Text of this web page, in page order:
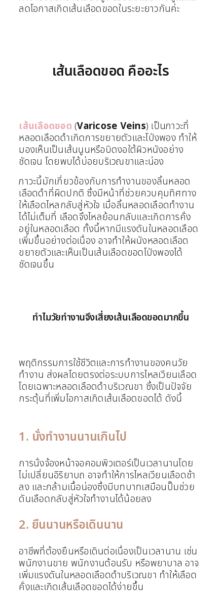
ลดโอกาสเกิดเส้นเลือดขอดในระยะยาวกันค่ะ
เส้นเลือดขอด คืออะไร
เส้นเลือดขอด (Varicose Veins) เป็นภาวะที่
หลอดเลือดดำเกิดการขยายตัวและโป่งพอง ทำให้
มองเห็นเป็นเส้นนูนหรือบิดงอใต้ผิวหนังอย่าง
ชัดเจน โดยพบได้บ่อยบริเวณขาและน่อง
ภาวะนี้มักเกี่ยวข้องกับการทำงานของลิ้นหลอด
เลือดดำที่ผิดปกติ ซึ่งมีหน้าที่ช่วยควบคุมทิศทาง
ให้เลือดไหลกลับสู่หัวใจ เมื่อลิ้นหลอดเลือดทำงาน
ได้ไม่เต็มที่ เลือดจึงไหลย้อนกลับและเกิดการคั่ง
อยู่ในหลอดเลือด ทั้งนี้หากมีแรงดันในหลอดเลือด
เพิ่มขึ้นอย่างต่อเนื่อง อาจทำให้ผนังหลอดเลือด
ขยายตัวและเห็นเป็นเส้นเลือดขอดโป่งพองได้
ชัดเจนขึ้น
ทำไมวัยทำงานจึงเสี่ยงเส้นเลือดขอดมากขึ้น
พฤติกรรมการใช้ชีวิตและการทำงานของคนวัย
ทำงาน ส่งผลโดยตรงต่อระบบการไหลเวียนเลือด
โดยเฉพาะหลอดเลือดดำบริเวณขา ซึ่งเป็นปัจจัย
กระตุ้นที่เพิ่มโอกาสเกิดเส้นเลือดขอดได้ ดังนี้
1. นั่งทำงานนานเกินไป
การนั่งจ้องหน้าจอคอมพิวเตอร์เป็นเวลานานโดย
ไม่เปลี่ยนอิริยาบถ อาจทำให้การไหลเวียนเลือดช้า
ลง และกล้ามเนื้อน่องซึ่งมีบทบาทเสมือนปั๊มช่วย
ดันเลือดกลับสู่หัวใจทำงานได้น้อยลง
2. ยืนนานหรือเดินนาน
อาชีพที่ต้องยืนหรือเดินต่อเนื่องเป็นเวลานาน เช่น
พนักงานขาย พนักงานต้อนรับ หรือพยาบาล อาจ
เพิ่มแรงดันในหลอดเลือดดำบริเวณขา ทำให้เลือด
คั่งและเกิดเส้นเลือดขอดได้ง่ายขึ้น